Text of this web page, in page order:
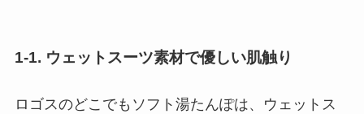
1-1. ウェットスーツ素材で優しい肌触り
ロゴスのどこでもソフト湯たんぽは、ウェットス